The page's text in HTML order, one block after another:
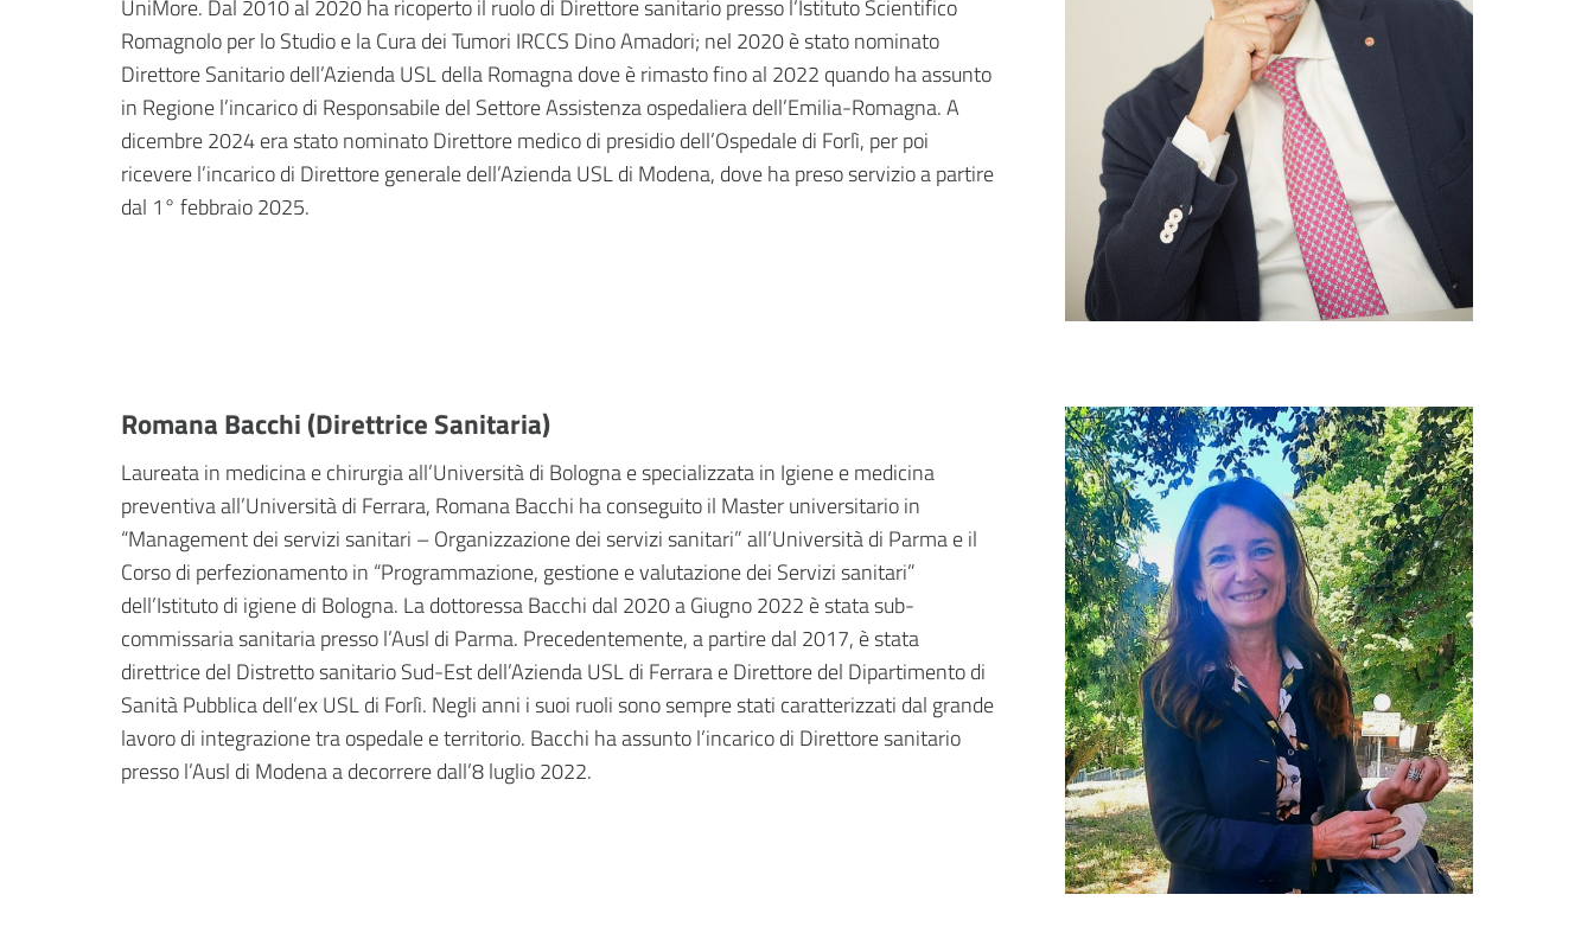
UniMore. Dal 2010 al 2020 ha ricoperto il ruolo di Direttore sanitario presso l’Istituto Scientifico
Romagnolo per lo Studio e la Cura dei Tumori IRCCS Dino Amadori; nel 2020 è stato nominato
Direttore Sanitario dell’Azienda USL della Romagna dove è rimasto fino al 2022 quando ha assunto
in Regione l’incarico di Responsabile del Settore Assistenza ospedaliera dell’Emilia-Romagna. A
dicembre 2024 era stato nominato Direttore medico di presidio dell’Ospedale di Forlì, per poi
ricevere l’incarico di Direttore generale dell’Azienda USL di Modena, dove ha preso servizio a partire
dal 1° febbraio 2025.
Romana Bacchi (Direttrice Sanitaria)
Laureata in medicina e chirurgia all’Università di Bologna e specializzata in Igiene e medicina
preventiva all’Università di Ferrara, Romana Bacchi ha conseguito il Master universitario in
“Management dei servizi sanitari – Organizzazione dei servizi sanitari” all’Università di Parma e il
Corso di perfezionamento in “Programmazione, gestione e valutazione dei Servizi sanitari”
dell’Istituto di igiene di Bologna. La dottoressa Bacchi dal 2020 a Giugno 2022 è stata sub-
commissaria sanitaria presso l’Ausl di Parma. Precedentemente, a partire dal 2017, è stata
direttrice del Distretto sanitario Sud-Est dell’Azienda USL di Ferrara e Direttore del Dipartimento di
Sanità Pubblica dell’ex USL di Forlì. Negli anni i suoi ruoli sono sempre stati caratterizzati dal grande
lavoro di integrazione tra ospedale e territorio. Bacchi ha assunto l’incarico di Direttore sanitario
presso l’Ausl di Modena a decorrere dall’8 luglio 2022.